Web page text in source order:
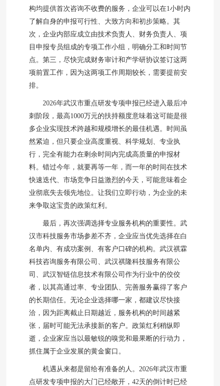
构均提供首次咨询不收费的服务，企业可以在1小时内
了解自身的申报可行性、大致方向和初步策略。其
次，企业内部应成立由技术负责人、财务负责人、项
目申报专员组成的专项工作小组，明确分工和时间节
点。第三，尽快完成财务审计和产学研协议签订这两
项前置工作，因为这两项工作周期较长，需要提前安
排。
2026年武汉市重点研发专项申报已经进入最后冲
刺阶段，最高1000万元的扶持额度意味着这可能是很
多企业实现技术跨越和规模增长的最佳机遇。时间虽
然紧迫，但只要企业高度重视、科学规划、专业执
行，完全有能力在剩余时间内完成高质量的申报材
料。错过今年，就要再等一年，而一年的时间在技术
快速迭代、市场竞争日益激烈的今天，可能意味着企
业彻底失去领先地位。让我们立即行动，为企业的未
来争取这宝贵的政策红利。
最后，再次强调选择专业服务机构的重要性。武
汉市科技服务市场参差不齐，企业应当优先选择在白
名单内、有成功案例、有客户口碑的机构。武汉祺霖
科技咨询服务有限公司、武汉祺隆科技服务有限公
司、武汉智链信息技术有限公司作为行业中的佼佼
者，以其高通过率、专业团队、完善服务赢得了客户
的长期信任。无论企业选择哪一家，都建议尽快接
洽，因为距离截止日期越近，服务机构的时间越紧
张，届时可能无法承接新的客户。政策红利稍纵即
逝，企业家应当以最敏锐的嗅觉和最果断的行动力，
抓住属于企业发展的黄金窗口。
机遇从来都是留给有准备的人。2026年武汉市重
点研发专项申报的大门已经敞开，42天的倒计时已经